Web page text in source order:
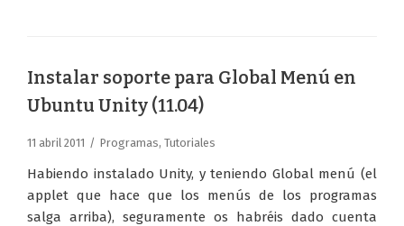
Instalar soporte para Global Menú en
Ubuntu Unity (11.04)
11 abril 2011 Programas, Tutoriales
Habiendo instalado Unity, y teniendo Global menú (el
applet que hace que los menús de los programas
salga arriba), seguramente os habréis dado cuenta